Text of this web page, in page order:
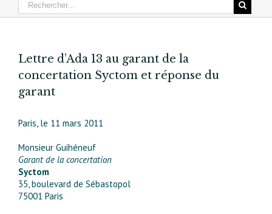
Lettre d’Ada 13 au garant de la
concertation Syctom et réponse du
garant
Paris, le 11 mars 2011
Monsieur Guihéneuf
Garant de la concertation
Syctom
35, boulevard de Sébastopol
75001 Paris